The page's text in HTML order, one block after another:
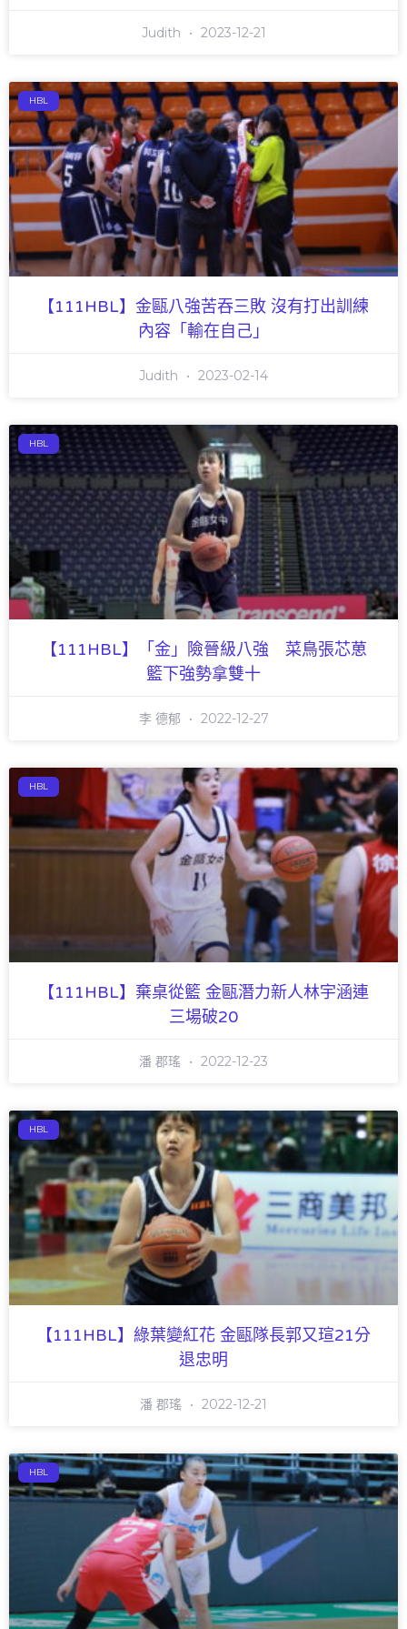
Judith 2023-12-21
HBL
【111HBL】金甌八強苦吞三敗 沒有打出訓練
內容「輸在自己」
Judith 2023-02-14
HBL
【111HBL】「金」險晉級八強 菜鳥張芯葸
籃下強勢拿雙十
李 德郁 2022-12-27
HBL
【111HBL】棄桌從籃 金甌潛力新人林宇涵連
三場破20
潘 郡瑤 2022-12-23
HBL
【111HBL】綠葉變紅花 金甌隊長郭又瑄21分
退忠明
潘 郡瑤 2022-12-21
HBL